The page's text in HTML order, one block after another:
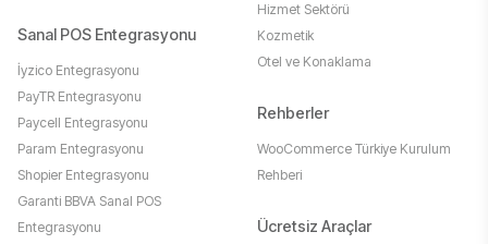
Sanal POS Entegrasyonu
İyzico Entegrasyonu
PayTR Entegrasyonu
Paycell Entegrasyonu
Param Entegrasyonu
Shopier Entegrasyonu
Garanti BBVA Sanal POS
Entegrasyonu
Hizmet Sektörü
Kozmetik
Otel ve Konaklama
Rehberler
WooCommerce Türkiye Kurulum
Rehberi
Ücretsiz Araçlar